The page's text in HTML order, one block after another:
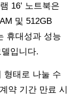
16’ 노트북은
및 512GB
휴대성과 성능
입니다.
형태로 나눌 수
약 기간 만료 시